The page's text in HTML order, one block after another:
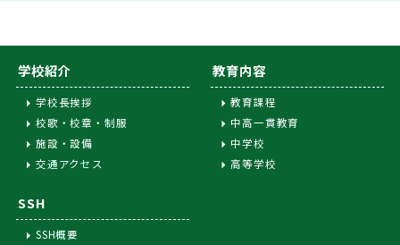
学校紹介
学校長挨拶
校歌・校章・制服
施設・設備
交通アクセス
教育内容
教育課程
中高一貫教育
中学校
高等学校
SSH
SSH概要